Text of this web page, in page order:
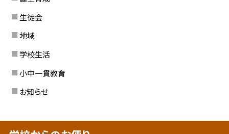
生徒会
地域
学校生活
小中一貫教育
お知らせ